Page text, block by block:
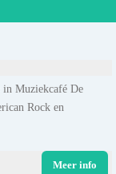
in Muziekcafé De
Rock en
Meer info